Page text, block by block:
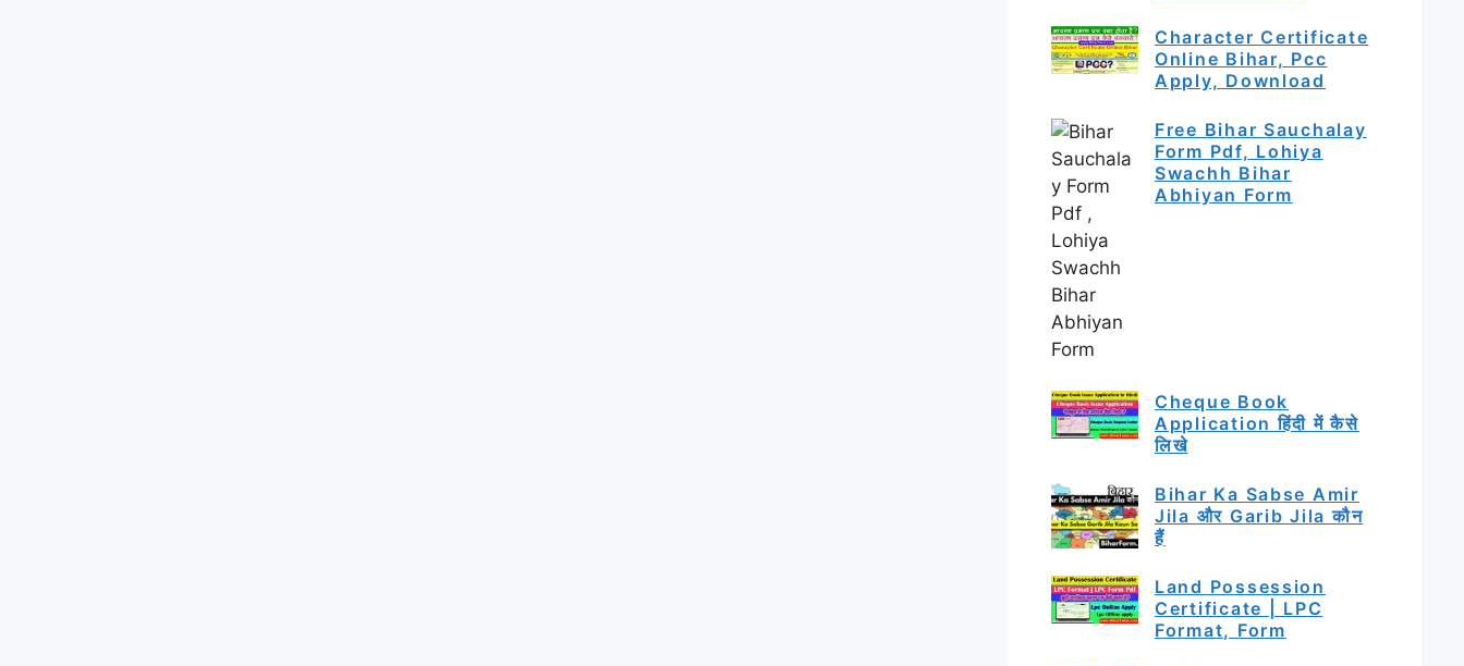
Character Certificate
Online Bihar, Pcc
Apply, Download
Free Bihar Sauchalay
Form Pdf, Lohiya
Swachh Bihar
Abhiyan Form
Cheque Book
Application हिंदी में कैसे
लिखे
Bihar Ka Sabse Amir
Jila और Garib Jila कौन
हैं
Land Possession
Certificate | LPC
Format, Form